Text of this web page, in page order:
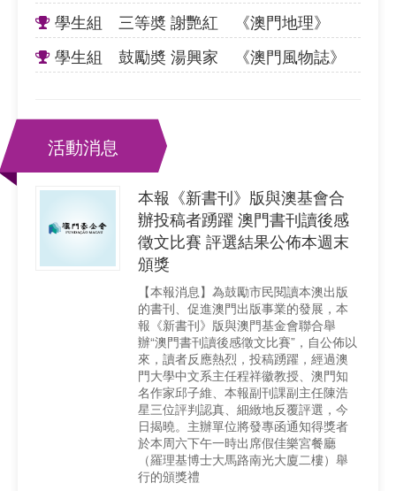
學生組 三等奬 謝艷紅 《澳門地理》
學生組 鼓勵奬 湯興家 《澳門風物誌》
活動消息
本報《新書刊》版與澳基會合
辦投稿者踴躍 澳門書刊讀後感
徵文比賽 評選結果公佈本週末
頒獎
【本報消息】為鼓勵市民閱讀本澳出版
的書刊、促進澳門出版事業的發展，本
報《新書刊》版與澳門基金會聯合舉
辦“澳門書刊讀後感徵文比賽”，自公佈以
來，讀者反應熱烈，投稿踴躍，經過澳
門大學中文系主任程祥徽教授、澳門知
名作家邱子維、本報副刊課副主任陳浩
星三位評判認真、細緻地反覆評選，今
日揭曉。主辦單位將發專函通知得獎者
於本周六下午一時出席假佳樂宮餐廳
（羅理基博士大馬路南光大廈二樓）舉
行的頒獎禮